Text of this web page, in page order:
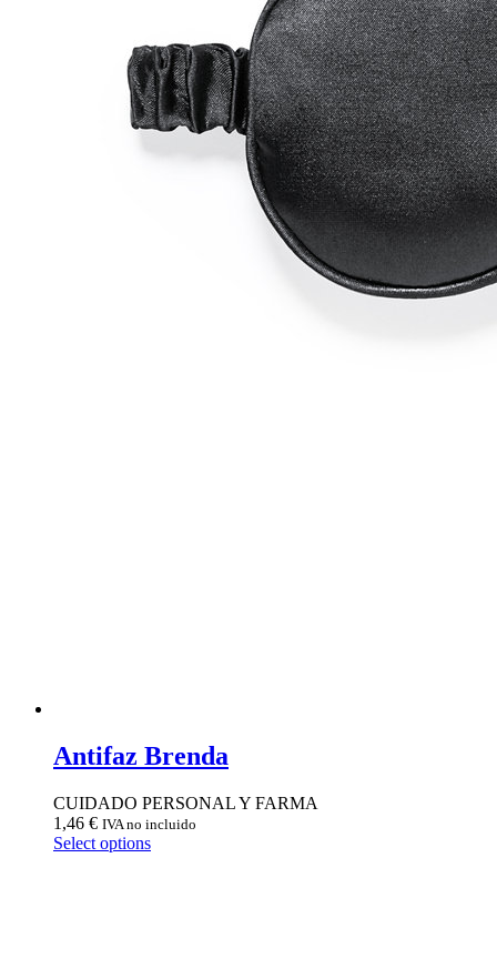
Antifaz Brenda
CUIDADO PERSONAL Y FARMA
1,46 € IVA no incluido
Select options